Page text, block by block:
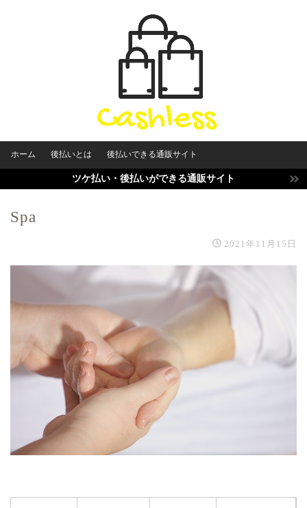
ホーム 後払いとは 後払いできる通販サイト
ツケ払い・後払いができる通販サイト
Spa
2021年11月15日